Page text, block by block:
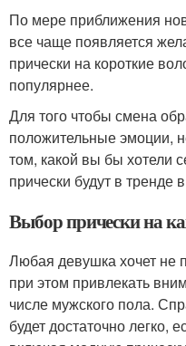
По мере приближения
все чаще появляется
прически на короткие
популярнее.
Для того чтобы смена
положительные эмоции,
том, какой вы бы хотели
прически будут в тренде
Выбор прически на
Любая девушка хочет не
при этом привлекать
числе мужского пола.
будет достаточно легко,